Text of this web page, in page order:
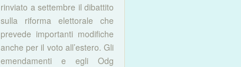
rinviato a settembre il dibattito
sulla riforma elettorale che
prevede importanti modifiche
anche per il voto all’estero. Gli
emendamenti e egli Odg